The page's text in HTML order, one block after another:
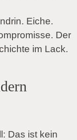
Eiche.
Der
im Lack.
Das ist kein